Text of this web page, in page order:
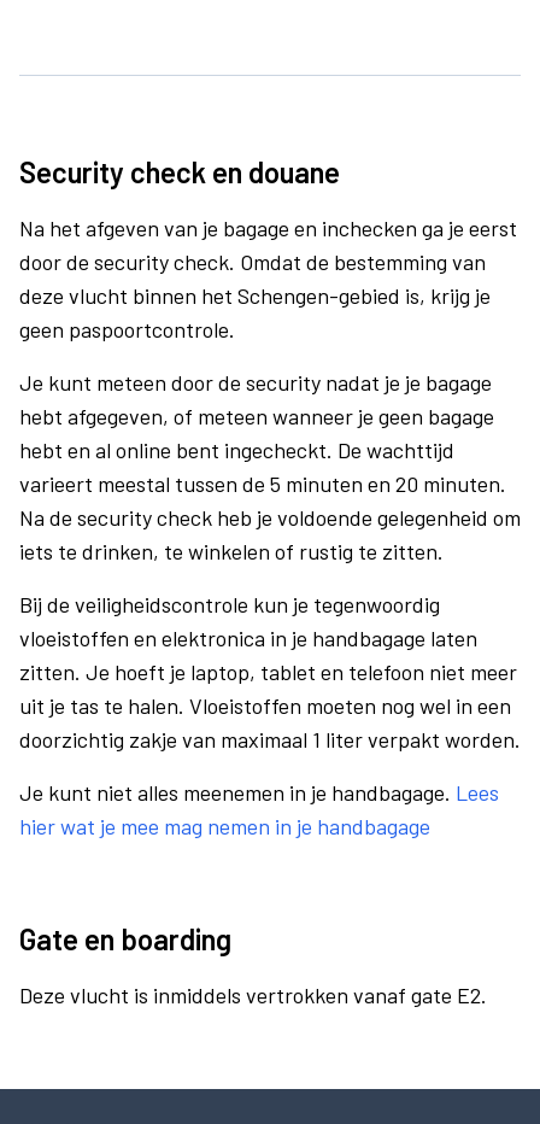
Security check en douane
Na het afgeven van je bagage en inchecken ga je eerst
door de security check. Omdat de bestemming van
deze vlucht binnen het Schengen-gebied is, krijg je
geen paspoortcontrole.
Je kunt meteen door de security nadat je je bagage
hebt afgegeven, of meteen wanneer je geen bagage
hebt en al online bent ingecheckt. De wachttijd
varieert meestal tussen de 5 minuten en 20 minuten.
Na de security check heb je voldoende gelegenheid om
iets te drinken, te winkelen of rustig te zitten.
Bij de veiligheidscontrole kun je tegenwoordig
vloeistoffen en elektronica in je handbagage laten
zitten. Je hoeft je laptop, tablet en telefoon niet meer
uit je tas te halen. Vloeistoffen moeten nog wel in een
doorzichtig zakje van maximaal 1 liter verpakt worden.
Je kunt niet alles meenemen in je handbagage. Lees
hier wat je mee mag nemen in je handbagage
Gate en boarding
Deze vlucht is inmiddels vertrokken vanaf gate E2.